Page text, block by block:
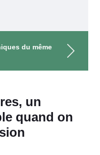
du même
un
quand on